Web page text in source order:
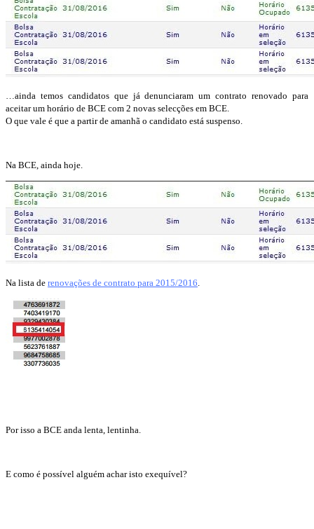
…ainda temos candidatos que já denunciaram um contrato renovado para
aceitar um horário de BCE com 2 novas selecções em BCE.
O que vale é que a partir de amanhã o candidato está suspenso.
Na BCE, ainda hoje.
Na lista de renovações de contrato para 2015/2016
Por isso a BCE anda lenta, lentinha.
E como é possível alguém achar isto exequível?